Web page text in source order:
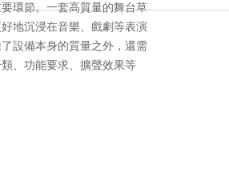
環節。一套高質量的舞台草
地沉浸在音樂、戲劇等表演
設備本身的質量之外，還需
、功能要求、擴聲效果等